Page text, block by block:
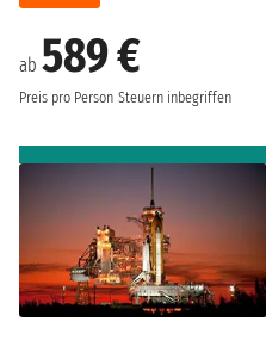
ab 589 €
Preis pro Person Steuern inbegriffen